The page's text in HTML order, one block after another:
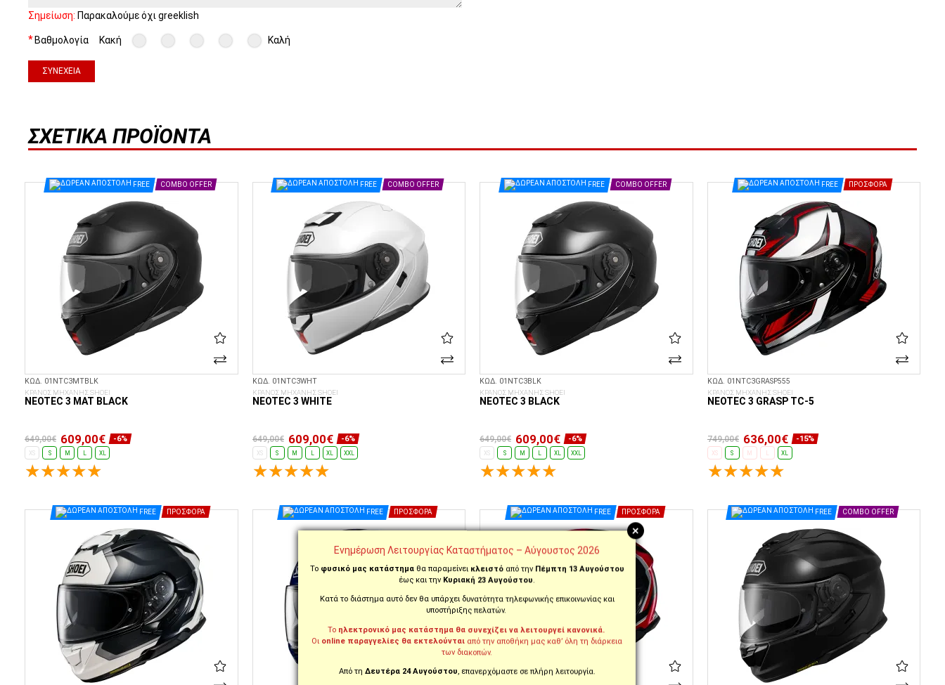
Σημείωση: Παρακαλούμε όχι greeklish
Βαθμολογία Κακή Καλή
ΣΥΝΈΧΕΙΑ
ΣΧΕΤΙΚΆ ΠΡΟΪΌΝΤΑ
FREE COMBO OFFER
ΚΩΔ. 01NTC3MTBLK
ΚΡΑΝΟΣ ΜΗΧΑΝΗΣ SHOEI
NEOTEC 3 MAT BLACK
649,00€ 609,00€ -6%
XS S M XL
FREE COMBO OFFER
ΚΩΔ. 01NTC3WHT
ΚΡΑΝΟΣ ΜΗΧΑΝΗΣ SHOEI
NEOTEC 3 WHITE
649,00€ 609,00€ -6%
XS S M XL XXL
FREE COMBO OFFER
ΚΩΔ. 01NTC3BLK
ΚΡΑΝΟΣ ΜΗΧΑΝΗΣ SHOEI
NEOTEC 3 BLACK
649,00€ 609,00€ -6%
XS S M XL XXL
FREE ΠΡΟΣΦΟΡΆ
ΚΩΔ. 01NTC3GRASP555
ΚΡΑΝΟΣ ΜΗΧΑΝΗΣ SHOEI
NEOTEC 3 GRASP TC-5
749,00€ 636,00€ -15%
XS S M XL
FREE ΠΡΟΣΦΟΡΆ FREE ΠΡΟΣΦΟΡΆ FREE ΠΡΟΣΦΟΡΆ FREE COMBO OFFER
+
Ενημέρωση Λειτουργίας Καταστήματος – Αύγουστος 2026
Το φυσικό μας κατάστημαθα παραμείνει κλειστό από τηνΠέμπτη 13 Αυγούστου
έως και την Κυριακή 23 Αυγούστου.
Κατά το διάστημα αυτό δεν θα υπάρχει δυνατότητα τηλεφωνικής επικοινωνίας και
υποστήριξης πελατών.
Το ηλεκτρονικό μας κατάστημα θα συνεχίζει να λειτουργεί κανονικά.
Οι online παραγγελίες θα εκτελούνται από την αποθήκη μας καθ’ όλη τη διάρκεια
των διακοπών.
Από τη Δευτέρα 24 Αυγούστου, επανερχόμαστε σε πλήρη λειτουργία.